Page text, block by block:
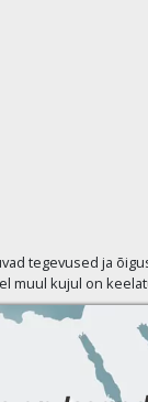
tegevused ja
muul kujul on